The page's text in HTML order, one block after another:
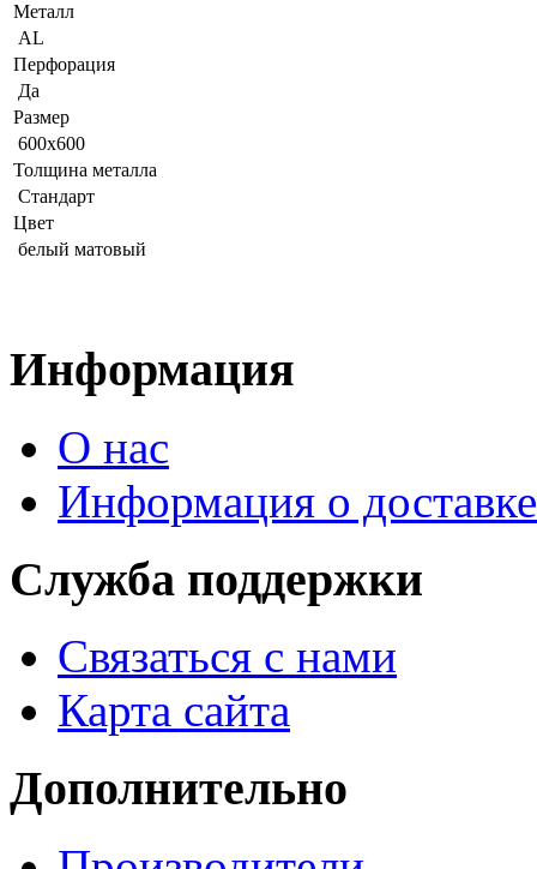
Металл
AL
Перфорация
Да
Размер
600x600
Толщина металла
Стандарт
Цвет
белый матовый
Информация
О нас
Информация о доставке
Служба поддержки
Связаться с нами
Карта сайта
Дополнительно